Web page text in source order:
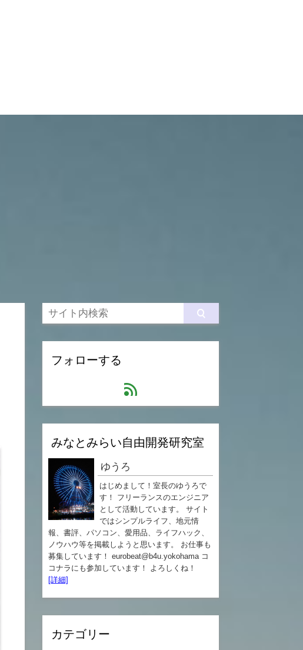
フォローする
feed
みなとみらい自由開発研究室
ゆうろ
はじめまして！室長のゆうろで
す！ フリーランスのエンジニア
として活動しています。 サイト
ではシンプルライフ、地元情
報、書評、パソコン、愛用品、ライフハック、
ノウハウ等を掲載しようと思います。 お仕事も
募集しています！ eurobeat@b4u.yokohama コ
コナラにも参加しています！ よろしくね！
[詳細]
カテゴリー